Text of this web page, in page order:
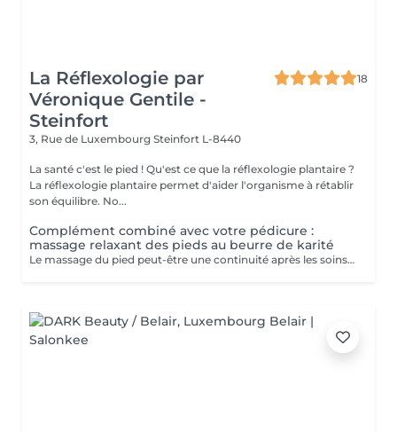
La Réflexologie par
Véronique Gentile -
Steinfort
18
3, Rue de Luxembourg Steinfort L-8440
La santé c'est le pied ! Qu'est ce que la réflexologie plantaire ?
La réflexologie plantaire permet d'aider l'organisme à rétablir
son équilibre. No...
Complément combiné avec votre pédicure :
massage relaxant des pieds au beurre de karité
Le massage du pied peut-être une continuité après les soins de pédicure: - Apporte une détente - Evacue tout stress - Stimule la circulation sanguine